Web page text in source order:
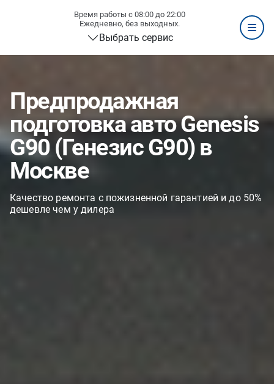
Время работы с 08:00 до 22:00
Ежедневно, без выходных.
Выбрать сервис
Предпродажная
подготовка авто Genesis
G90 (Генезис G90) в
Москве
Качество ремонта с пожизненной гарантией и до 50%
дешевле чем у дилера